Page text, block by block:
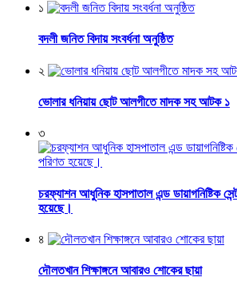
১
বদলী জনিত বিদায় সংবর্ধনা অনুষ্ঠিত
২
ভোলার ধনিয়ায় ছোট আলগীতে মাদক সহ আটক ১
৩
চরফ্যাশন আধুনিক হাসপাতাল এন্ড ডায়াগনিষ্টিক
হয়েছে।
৪
দৌলতখান শিক্ষাঙ্গনে আবারও শোকের ছায়া